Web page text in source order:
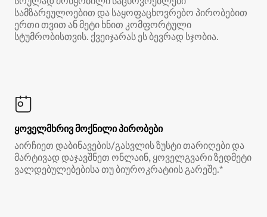
სამზარეულოებით და საყოფაცხოვრებო პირობებით
ერთი თვით ან მეტი ხნით კომფორტული
სტუმრობისთვის. ქვეიჯარას ეს ბევრად სჯობია.
ყოველმხრივ მოქნილი პირობები
აირჩიეთ დაბინავების/გასვლის ზუსტი თარიღები და
მარტივად დაჯავშნეთ ონლაინ, ყოველგვარი ზედმეტი
ვალდებულებებისა თუ ბიუროკრატიის გარეშე.*